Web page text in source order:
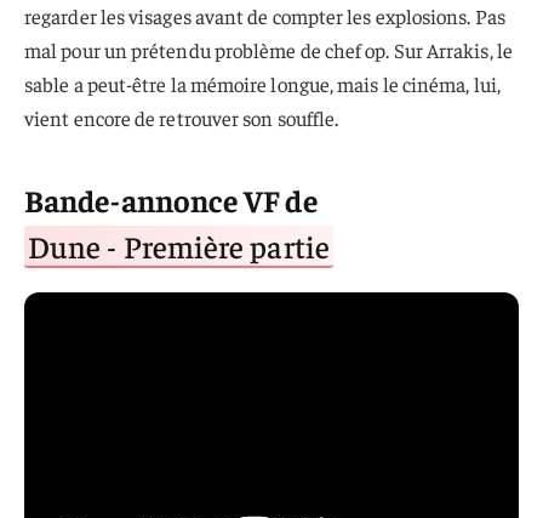
regarder les visages avant de compter les explosions. Pas
mal pour un prétendu problème de chef op. Sur Arrakis, le
sable a peut-être la mémoire longue, mais le cinéma, lui,
vient encore de retrouver son souffle.
Bande-annonce VF de
Dune - Première partie